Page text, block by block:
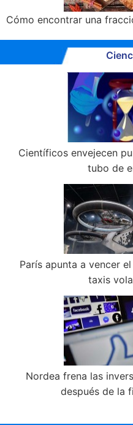
Cómo encontrar una
Científicos envejecen
tubo de
París apunta a vencer
taxis
Nordea frena las
después de la